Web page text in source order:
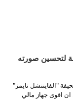
لتحسين صورته
"الفايننشل تايمز"
ان اقوى جهاز مالي